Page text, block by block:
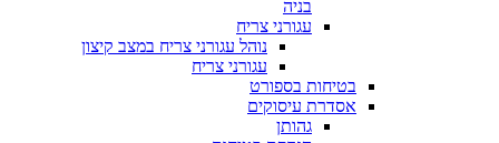
בניה
עגורני צריח
נוהל עגורני צריח במצב קיצון
עגורני צריח
בטיחות בספורט
אסדרת עיסוקים
גהותן